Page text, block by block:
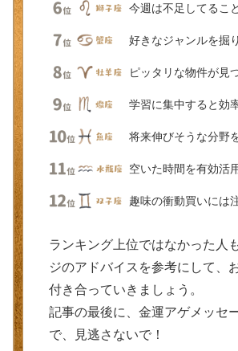
今週は不足してるこ
好きなジャンルを掘
ピッタリな物件が見
学習に集中すると効
将来伸びそうな分野
空いた時間を有効活
趣味の衝動買いには
ランキング上位ではなかった人
ジのアドバイスを参考にして、
付き合っていきましょう。
記事の最後に、金運アゲメッセ
で、見逃さないで！